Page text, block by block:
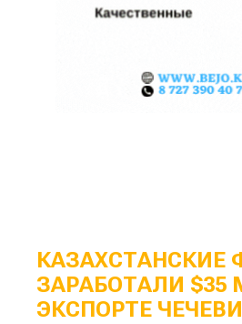
КАЗАХСТАНСКИЕ
ЗАРАБОТАЛИ $35
ЭКСПОРТЕ